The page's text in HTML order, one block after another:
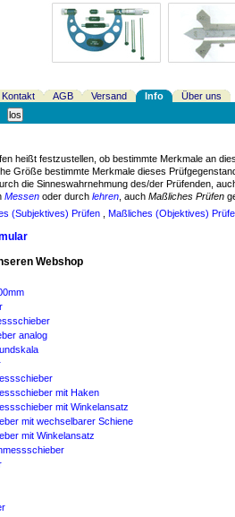
Kontakt AGB Versand Info
Über uns
heißt festzustellen, ob bestimmte Merkmale an
Größe bestimmte Merkmale dieses
die Sinneswahrnehmung des/der Prüfenden,
Messen oder durch lehren , auch Maßliches Prüfen
(Subjektives) Prüfen Maßliches (Objektives)
Webshop
analog
mit Haken
mit Winkelansatz
mit wechselbarer Schiene
mit Winkelansatz